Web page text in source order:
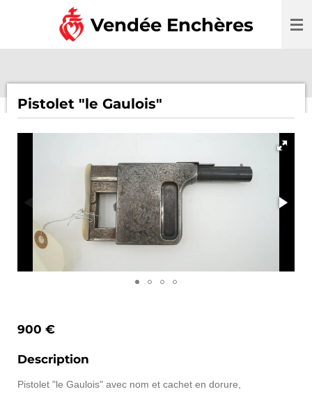
Vendée Enchères
Pistolet "le Gaulois"
900 €
Description
Pistolet "le Gaulois" avec nom et cachet en dorure,